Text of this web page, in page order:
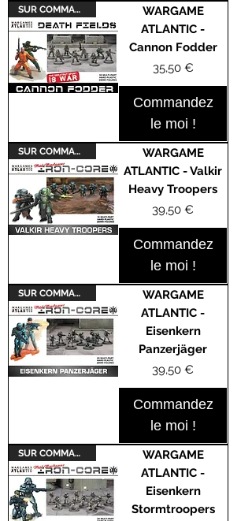
SUR COMMANDE
WARGAME
ATLANTIC -
Cannon Fodder
Prix
35,50 €
Commandez
le moi !
SUR COMMANDE
WARGAME
ATLANTIC - Valkir
Heavy Troopers
Prix
39,50 €
Commandez
le moi !
SUR COMMANDE
WARGAME
ATLANTIC -
Eisenkern
Panzerjäger
Prix
39,50 €
Commandez
le moi !
SUR COMMANDE
WARGAME
ATLANTIC -
Eisenkern
Stormtroopers